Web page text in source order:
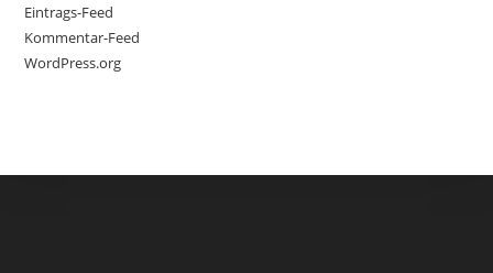
Eintrags-Feed
Kommentar-Feed
WordPress.org